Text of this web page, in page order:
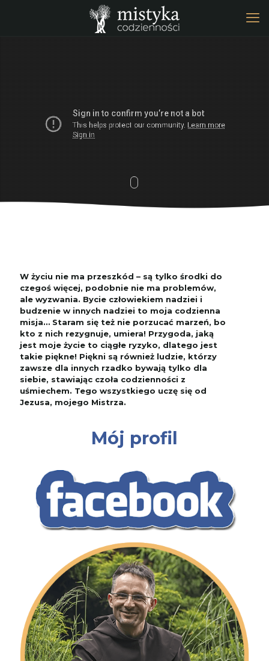
W życiu nie ma przeszkód – są tylko środki do
czegoś więcej, podobnie nie ma problemów,
ale wyzwania. Bycie człowiekiem nadziei i
budzenie w innych nadziei to moja codzienna
misja… Staram się też nie porzucać marzeń, bo
kto z nich rezygnuje, umiera! Przygoda, jaką
jest moje życie to ciągłe ryzyko, dlatego jest
takie piękne! Piękni są również ludzie, którzy
zawsze dla innych rzadko bywają tylko dla
siebie, stawiając czoła codzienności z
uśmiechem. Tego wszystkiego uczę się od
Jezusa, mojego Mistrza.
Mój profil